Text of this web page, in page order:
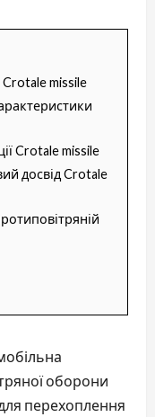
Crotale missile
Crotale missile
досвід Crotale
оборони
для перехоплення